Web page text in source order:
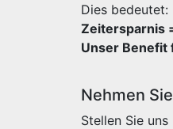
Dies bedeutet:
Zeitersparnis
Unser Benefit
Nehmen
Stellen Sie